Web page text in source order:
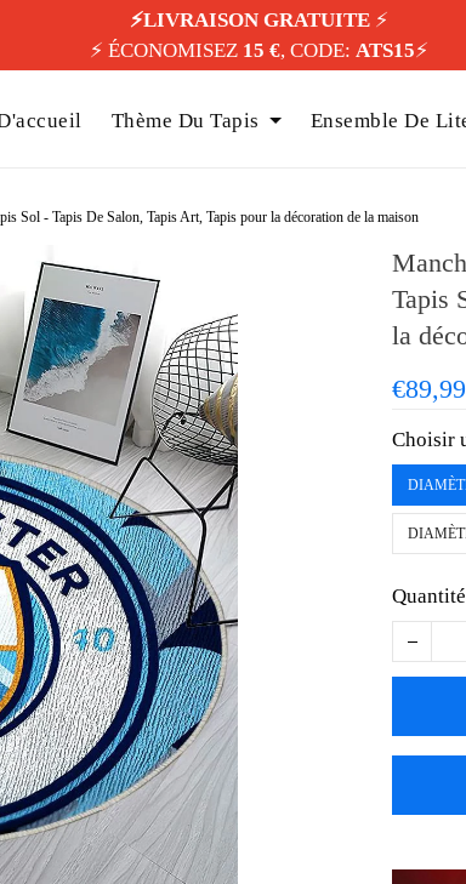
⚡️LIVRAISON GRATUITE⚡️
⚡️ ÉCONOMISEZ 15 €, CODE: ATS15⚡️
Thème Du Tapis Ensemble De
Sol - Tapis De Salon, Tapis Art, Tapis pour la décoration de la maison
Tapis
la
€89,99
Choisir
Quantité